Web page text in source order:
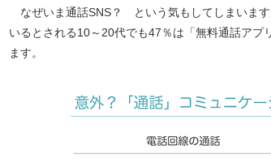
なぜいま通話SNS？ という気もしてしまいま
いるとされる10～20代でも47％は「無料通話ア
ます。